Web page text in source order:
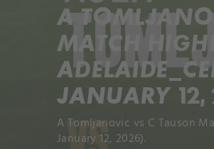
A
MATCH
JANUARY
A Tomljanovic vs C Tauson
January 12, 2026).